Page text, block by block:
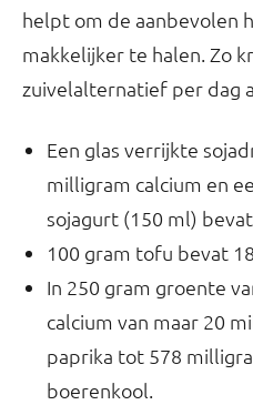
helpt om de aanbevolen
makkelijker te halen. Zo
zuivelalternatief per dag
Een glas verrijkte
milligram calcium en
sojagurt (150 ml)
100 gram tofu bevat
In 250 gram groente
calcium van maar 20
paprika tot 578
boerenkool.